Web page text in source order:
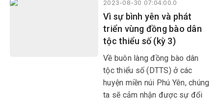
2023-08-30 07:04:00.0
Vì sự bình yên và phát
triển vùng đồng bào dân
tộc thiểu số (kỳ 3)
Về buôn làng đồng bào dân
tộc thiểu số (DTTS) ở các
huyện miền núi Phú Yên, chúng
ta sẽ cảm nhận được sự đổi